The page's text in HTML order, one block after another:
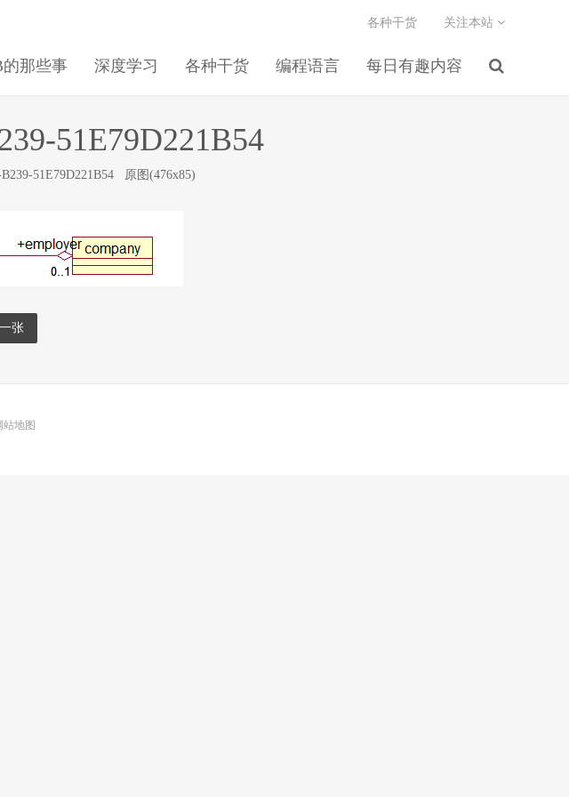
的那些事 深度学习 各种干货 编程语言 每日有趣内容
各种干货 关注本站
51E79D221B54
51E79D221B54 原图(476x85)
张
站地图